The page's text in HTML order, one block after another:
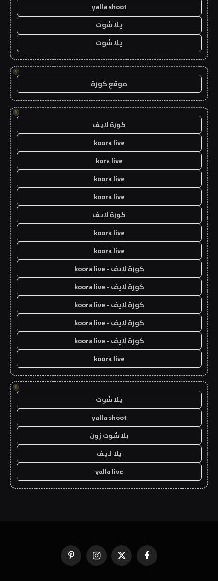
yalla shoot
يلا شوت
يلا شوت
!
موقع كورة
!
كورة لايف
koora live
kora live
koora live
koora live
كورة لايف
koora live
koora live
كورة لايف - koora live
كورة لايف - koora live
كورة لايف - koora live
كورة لايف - koora live
كورة لايف - koora live
koora live
!
يلا شوت
yalla shoot
يلا شوت زون
يلا لايف
yalla live
فيسبوك X
(Twitter)
الانستغرامبينتيريست